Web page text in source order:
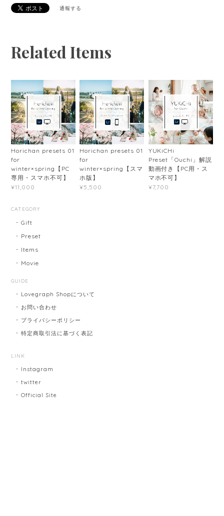
通報する
Related Items
Horichan presets 01
for
winter×spring【PC
専用・スマホ不可】
¥11,000
Horichan presets 01
for
winter×spring【スマ
ホ版】
¥5,500
YUKiCHi
Preset「Ouchi」解説
動画付き【PC用・ス
マホ不可】
¥7,700
CATEGORY
Gift
Preset
Items
Movie
GUIDE
Lovegraph Shopについて
お問い合わせ
プライバシーポリシー
特定商取引法に基づく表記
LINK
Instagram
twitter
Official Site